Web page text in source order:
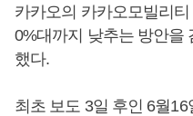
카카오의 카카오모빌리
0%대까지 낮추는 방안을
했다.
최초 보도 3일 후인 6월